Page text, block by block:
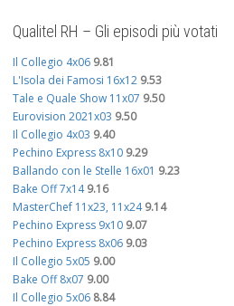
Qualitel RH – Gli episodi più votati
Il Collegio 4x06 9.81
L'Isola dei Famosi 16x12 9.53
Tale e Quale Show 11x07 9.50
Eurovision 2021x03 9.50
Il Collegio 4x03 9.40
Pechino Express 8x10 9.29
Ballando con le Stelle 16x01 9.23
Bake Off 7x14 9.16
MasterChef 11x23, 11x24 9.14
Pechino Express 9x10 9.07
Pechino Express 8x06 9.03
Il Collegio 5x05 9.00
Bake Off 8x07 9.00
Il Collegio 5x06 8.84